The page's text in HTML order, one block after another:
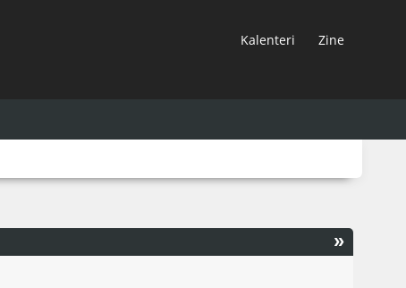
Kalenteri Zine
»